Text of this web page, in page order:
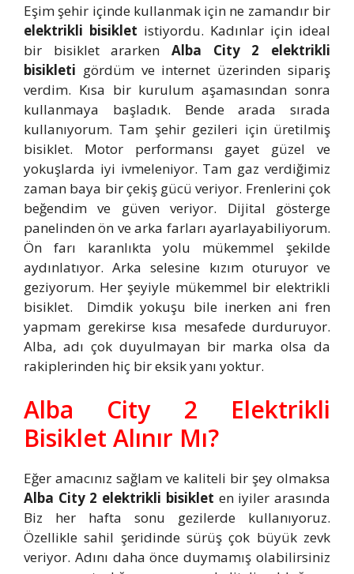
Eşim şehir içinde kullanmak için ne zamandır bir
elektrikli bisiklet istiyordu. Kadınlar için ideal
bir bisiklet ararken Alba City 2 elektrikli
bisikleti gördüm ve internet üzerinden sipariş
verdim. Kısa bir kurulum aşamasından sonra
kullanmaya başladık. Bende arada sırada
kullanıyorum. Tam şehir gezileri için üretilmiş
bisiklet. Motor performansı gayet güzel ve
yokuşlarda iyi ivmeleniyor. Tam gaz verdiğimiz
zaman baya bir çekiş gücü veriyor. Frenlerini çok
beğendim ve güven veriyor. Dijital gösterge
panelinden ön ve arka farları ayarlayabiliyorum.
Ön farı karanlıkta yolu mükemmel şekilde
aydınlatıyor. Arka selesine kızım oturuyor ve
geziyorum. Her şeyiyle mükemmel bir elektrikli
bisiklet. Dimdik yokuşu bile inerken ani fren
yapmam gerekirse kısa mesafede durduruyor.
Alba, adı çok duyulmayan bir marka olsa da
rakiplerinden hiç bir eksik yanı yoktur.
Alba City 2 Elektrikli
Bisiklet Alınır Mı?
Eğer amacınız sağlam ve kaliteli bir şey olmaksa
Alba City 2 elektrikli bisiklet en iyiler arasında
Biz her hafta sonu gezilerde kullanıyoruz.
Özellikle sahil şeridinde sürüş çok büyük zevk
veriyor. Adını daha önce duymamış olabilirsiniz